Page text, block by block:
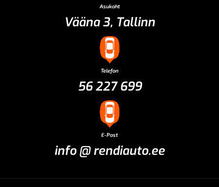
Asukoht
Vääna 3, Tallinn
Telefon
56 227 699
E-Post
info @ rendiauto.ee